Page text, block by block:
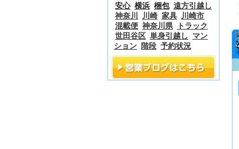
安心 横浜 梱包 遠方引越し
神奈川
川崎 家具 川崎市
混載便 神奈川県
トラック
世田谷区 単身引越し
マン
ション
階段 予約状況